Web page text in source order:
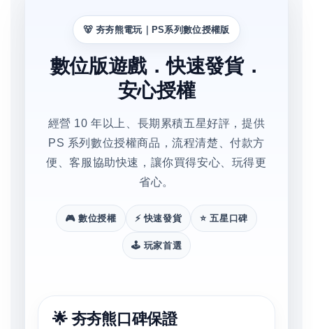
🐻 夯夯熊電玩｜PS系列數位授權版
數位版遊戲．快速發貨．
安心授權
經營 10 年以上、長期累積五星好評，提供
PS 系列數位授權商品，流程清楚、付款方
便、客服協助快速，讓你買得安心、玩得更
省心。
🎮 數位授權 ⚡ 快速發貨 ⭐ 五星口碑
🕹️ 玩家首選
🌟 夯夯熊口碑保證